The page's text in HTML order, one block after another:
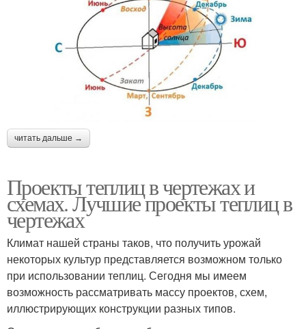
читать дальше →
Проекты теплиц в чертежах и
схемах. Лучшие проекты теплиц в
чертежах
Климат нашей страны таков, что получить урожай
некоторых культур представляется возможном только
при использовании теплиц. Сегодня мы имеем
возможность рассматривать массу проектов, схем,
иллюстрирующих конструкции разных типов.